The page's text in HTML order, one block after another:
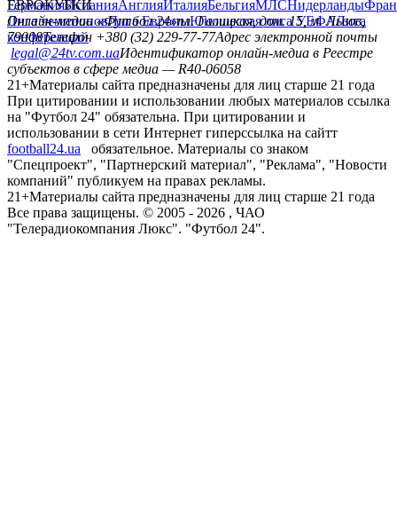
ГерманияИспанияАнглияИталияБельгияМЛСНидерланды
ЕВРОКУБКИ
Лига чемпионовЛига ЕвропыЮношеская лига УЕФАЛига
конференций
Онлайн-медиа «Футбол 24»пл. Галицкая, дом. 15, м. Львов,
79008Телефон +380 (32) 229-77-77Адрес электронной почты
legal@24tv.com.uaИдентификатор онлайн-медиа в Реестре
субъектов в сфере медиа — R40-06058
21+Материалы сайта предназначены для лиц старше 21 года
При цитировании и использовании любых материалов ссылка
на "Футбол 24" обязательна. При цитировании и
использовании в сети Интернет гиперссылка на сайтт
football24.ua
обязательное. Материалы со знаком
"Спецпроект", "Партнерский материал", "Реклама", "Новости
компаний" публикуем на правах рекламы.
21+Материалы сайта предназначены для лиц старше 21 года
Все права защищены. © 2005 - 2026 , ЧАО
"Телерадиокомпания Люкс". "Футбол 24".